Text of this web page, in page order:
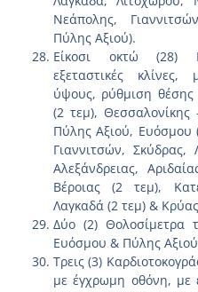
Νεάπολης,
Πύλης Αξιού).
Είκοσι οκτώ (28)
εξεταστικές κλίνες,
ύψους, ρύθμιση
(2 τεμ), Θεσσαλονίκης
Πύλης Αξιού, Ευόσμου
Γιαννιτσών,
Αλεξάνδρειας,
Βέροιας (2 τεμ),
Λαγκαδά (2 τεμ) &
Δύο (2) Θολοσίμετρα
Ευόσμου & Πύλης
Τρεις (3)
με έγχρωμη οθόνη,